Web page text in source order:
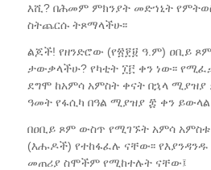
እሺ? በሕመም ምክንያት መድኀኒት
ስትጨርሱ ትጾማላችሁ፡፡
ልጆች! የዘንድሮው (የ፳፻፱ ዓ.ም) ዐቢይ
ታውቃላችሁ? የካቲት ፲፫ ቀን ነው፡፡
ደግሞ ከአምሳ አምስት ቀናት በኋላ ሚያዝያ ፰
ዓመት የፋሲካ በዓል ሚያዝያ ፰ ቀን ይውላል
በዐቢይ ጾም ውስጥ የሚገኙት አምሳ
(እሑዶች) የተከፋፈሉ ናቸው፡፡
መጠሪያ ስሞችም የሚከተሉት ናቸው፤